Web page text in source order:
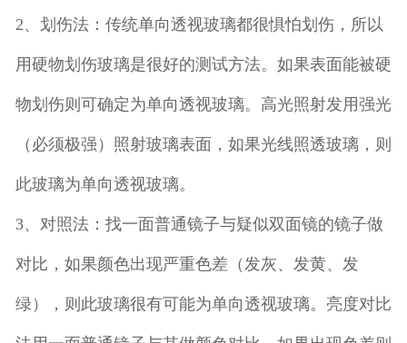
2、划伤法：传统单向透视玻璃都很惧怕划伤，所以
用硬物划伤玻璃是很好的测试方法。如果表面能被硬
物划伤则可确定为单向透视玻璃。高光照射发用强光
（必须极强）照射玻璃表面，如果光线照透玻璃，则
此玻璃为单向透视玻璃。
3、对照法：找一面普通镜子与疑似双面镜的镜子做
对比，如果颜色出现严重色差（发灰、发黄、发
绿），则此玻璃很有可能为单向透视玻璃。亮度对比